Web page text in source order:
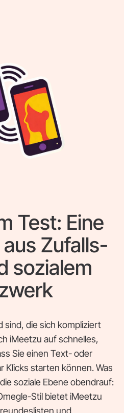
Test: Eine
Zufalls-
sozialem
sind, die sich kompliziert
iMeetzu auf schnelles,
Sie einen Text- oder
Klicks starten können. Was
soziale Ebene obendrauf:
Stil bietet iMeetzu
und